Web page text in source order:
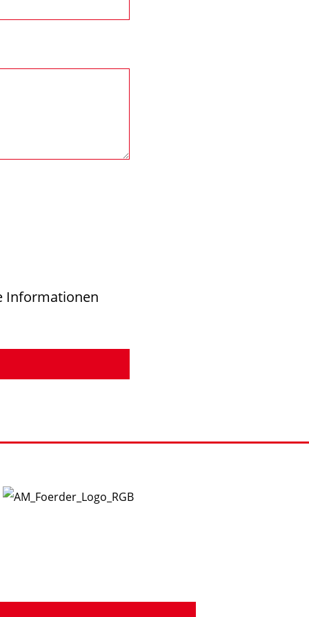
Informationen